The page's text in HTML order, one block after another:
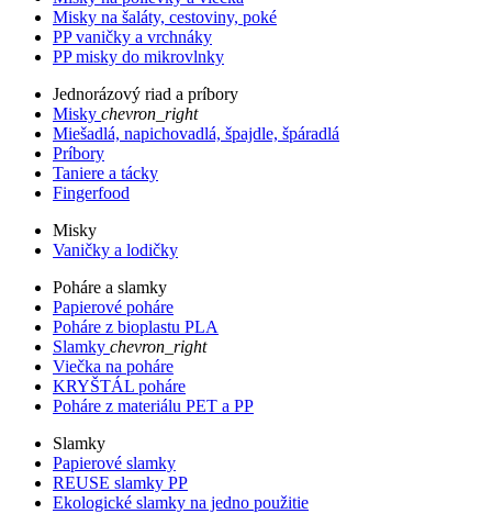
Misky na šaláty, cestoviny, poké
PP vaničky a vrchnáky
PP misky do mikrovlnky
Jednorázový riad a príbory
Misky chevron_right
Miešadlá, napichovadlá, špajdle, špáradlá
Príbory
Taniere a tácky
Fingerfood
Misky
Vaničky a lodičky
Poháre a slamky
Papierové poháre
Poháre z bioplastu PLA
Slamky chevron_right
Viečka na poháre
KRYŠTÁL poháre
Poháre z materiálu PET a PP
Slamky
Papierové slamky
REUSE slamky PP
Ekologické slamky na jedno použitie